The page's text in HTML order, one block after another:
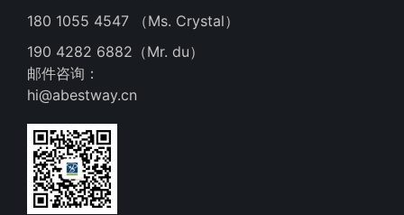
180 1055 4547 （Ms. Crystal）
190 4282 6882（Mr. du）
邮件咨询：
hi@abestway.cn